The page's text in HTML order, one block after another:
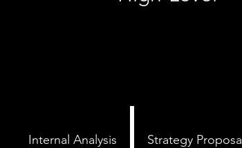
Internal Analysis Strategy Proposal